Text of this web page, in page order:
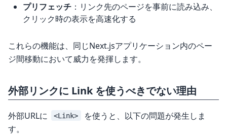
プリフェッチ：リンク先のページを事前に読み込み、
クリック時の表示を高速化する
これらの機能は、同じNext.jsアプリケーション内のペー
ジ間移動において威力を発揮します。
外部リンクに Link を使うべきでない理由
外部URLに <Link>
を使うと、以下の問題が発生しま
す。